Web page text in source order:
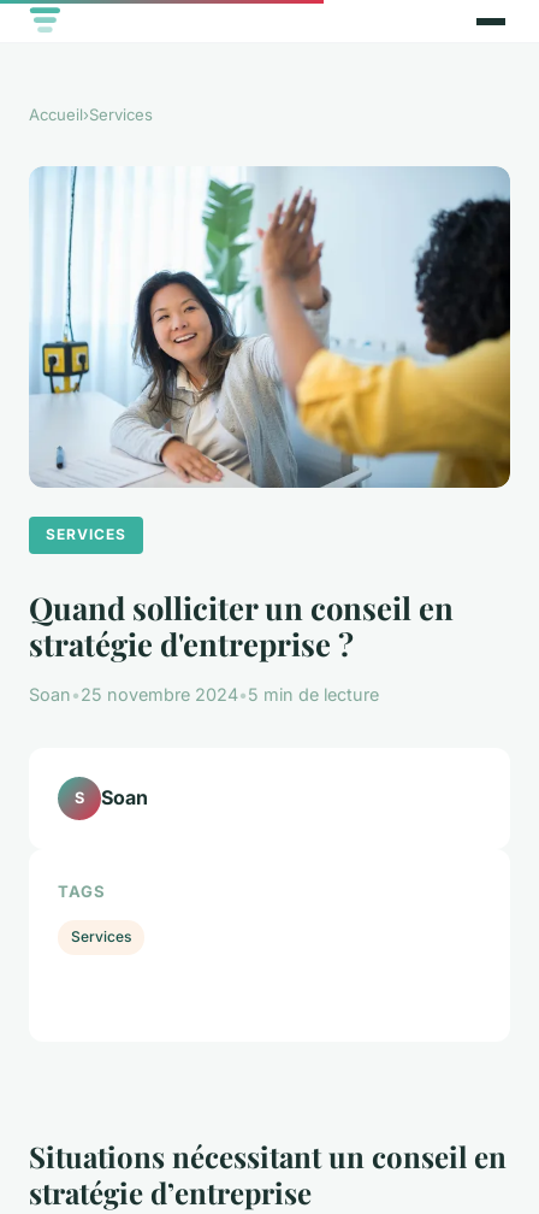
Accueil›Services
SERVICES
Quand solliciter un conseil en
stratégie d'entreprise ?
Soan•25 novembre 2024•5 min de lecture
Situations nécessitant un conseil en
stratégie d’entreprise
S Soan
TAGS
Services